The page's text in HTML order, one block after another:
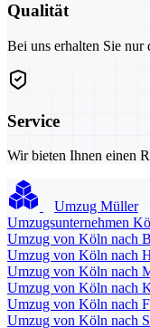
Qualität
Bei uns erhalten Sie nur
Service
Wir bieten Ihnen einen
Umzug Müller
Umzugsunternehmen
Umzug von Köln nach
Umzug von Köln nach
Umzug von Köln nach
Umzug von Köln nach
Umzug von Köln nach
Umzug von Köln nach